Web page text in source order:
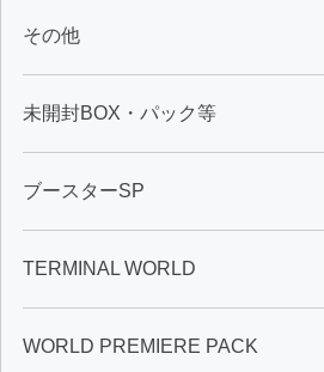
その他
未開封BOX・パック等
ブースターSP
TERMINAL WORLD
WORLD PREMIERE PACK